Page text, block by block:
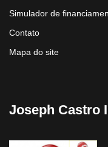
Simulador de
Contato
Mapa do site
Joseph Castro